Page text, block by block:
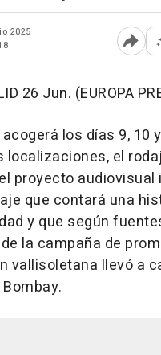
2025
26 Jun. (EUROPA
los días 9, 10
localizaciones, el
proyecto audiovisual
que contará una
y que según
la campaña de
vallisoletana llevó a